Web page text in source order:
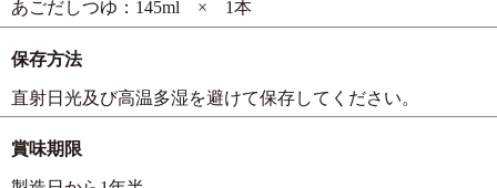
あごだしつゆ：145ml × 1本
保存方法
直射日光及び高温多湿を避けて保存してください。
賞味期限